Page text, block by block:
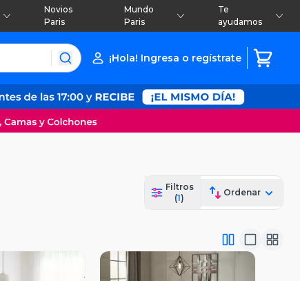
Novios
Paris
Mundo
Paris
Te
ayudamos
¡Hola! Ingresa o regístrate
Filtros
(1)
Ordenar